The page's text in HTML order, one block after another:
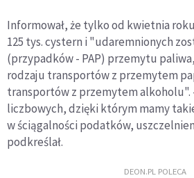
Informował, że tylko od kwietnia
125 tys. cystern i "udaremnionych
(przypadków - PAP) przemytu
rodzaju transportów z przemytem
transportów z przemytem alkoholu".
liczbowych, dzięki którym mamy
w ściągalności podatków,
podkreślał.
DEON.PL POLECA